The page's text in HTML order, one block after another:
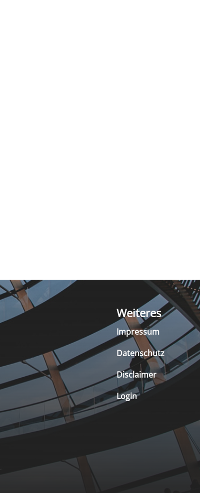
Weiteres
Impressum
Datenschutz
Disclaimer
Login